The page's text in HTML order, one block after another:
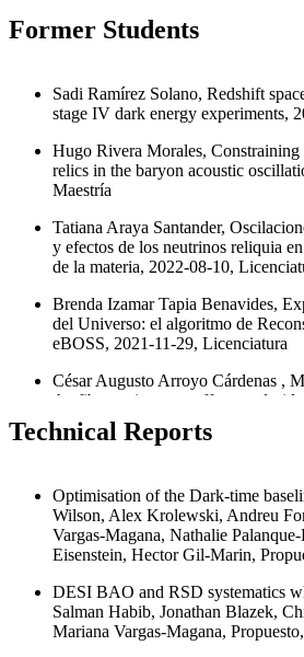
Former Students
Sadi Ramírez Solano, Redshift
stage IV dark energy experiments,
Hugo Rivera Morales,
relics in the baryon acoustic
Maestría
Tatiana Araya Santander,
y efectos de los neutrinos reliquia
de la materia, 2022-08-10,
Brenda Izamar Tapia Benavides,
del Universo: el algoritmo de
eBOSS, 2021-11-29, Licenciatura
César Augusto Arroyo Cárdenas ,
the fiber assignment effect on desi
sample , 2021-05-03, Maestría
Benjamin Camacho Quevedo,
oscilaciones Acusticas de Bariones
eBOSS DR14, 2017-10-24,
Miguel Angel de Icaza Lizaola,
cosmológicos: un análisis de las
rojo usando el catálogo de galaxias
Technical Reports
Optimisation of the Dark-time
Wilson, Alex Krolewski, Andreu
Vargas-Magana, Nathalie
Eisenstein, Hector Gil-Marin,
DESI BAO and RSD systematics
Salman Habib, Jonathan Blazek,
Mariana Vargas-Magana,